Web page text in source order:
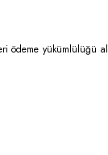
ödeme yükümlülüğü